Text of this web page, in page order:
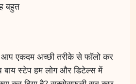
बहुत
आप एकदम अच्छी तरीके से फॉलो कर
स्टेप हम लोग और डिटेल्स में